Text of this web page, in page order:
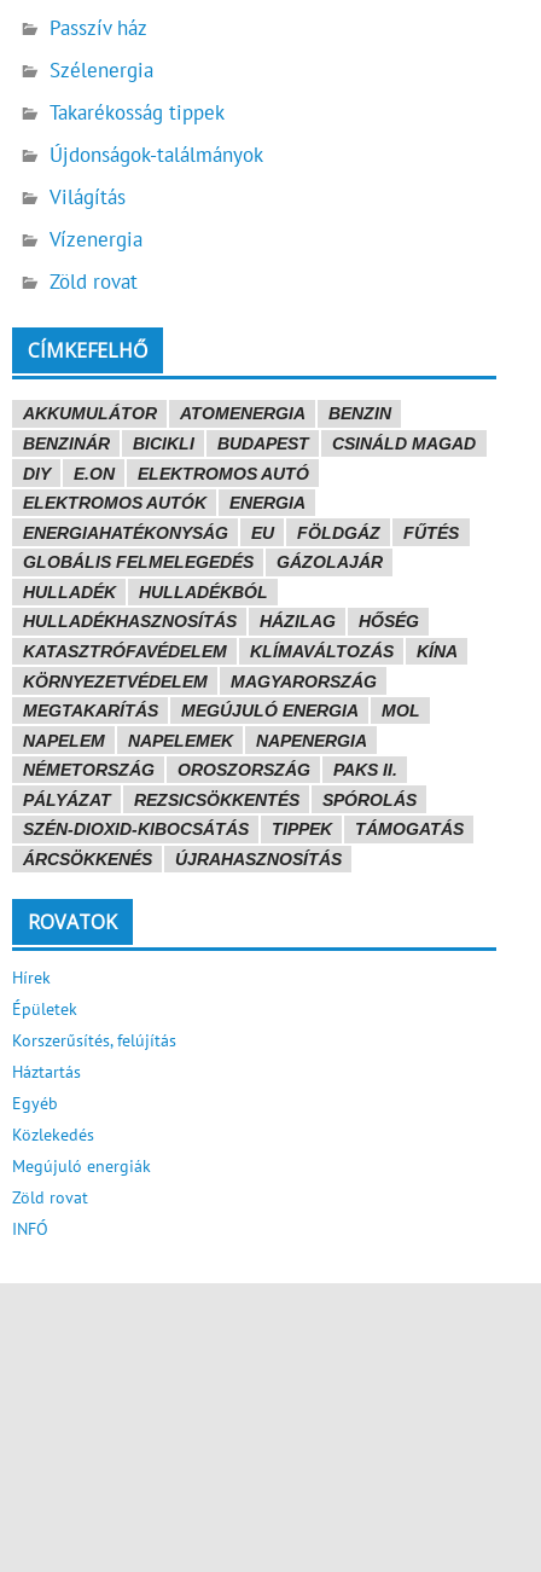
Passzív ház
Szélenergia
Takarékosság tippek
Újdonságok-találmányok
Világítás
Vízenergia
Zöld rovat
CÍMKEFELHŐ
AKKUMULÁTOR ATOMENERGIA
BENZIN
BENZINÁR
BICIKLI BUDAPEST
CSINÁLD MAGAD
DIY
E.ON
ELEKTROMOS AUTÓ
ELEKTROMOS AUTÓK
ENERGIA
ENERGIAHATÉKONYSÁG
EU FÖLDGÁZ
FŰTÉS
GLOBÁLIS FELMELEGEDÉS
GÁZOLAJÁR
HULLADÉK
HULLADÉKBÓL
HULLADÉKHASZNOSÍTÁS
HÁZILAG
HŐSÉG
KATASZTRÓFAVÉDELEM
KLÍMAVÁLTOZÁS
KÍNA
KÖRNYEZETVÉDELEM
MAGYARORSZÁG
MEGTAKARÍTÁS
MEGÚJULÓ ENERGIA
MOL
NAPELEM
NAPELEMEK
NAPENERGIA
NÉMETORSZÁG
OROSZORSZÁG
PAKS II.
PÁLYÁZAT
REZSICSÖKKENTÉS
SPÓROLÁS
SZÉN-DIOXID-KIBOCSÁTÁS
TIPPEK
TÁMOGATÁS
ÁRCSÖKKENÉS
ÚJRAHASZNOSÍTÁS
ROVATOK
Hírek
Épületek
Korszerűsítés, felújítás
Háztartás
Egyéb
Közlekedés
Megújuló energiák
Zöld rovat
INFÓ